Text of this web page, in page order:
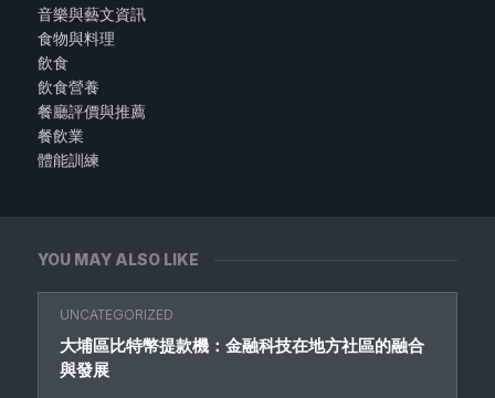
YOU MAY ALSO LIKE
UNCATEGORIZED
大埔區比特幣提款機：金融科技在地方社區的融合
與發展
音樂與藝文資訊
食物與料理
飲食
飲食營養
餐廳評價與推薦
餐飲業
體能訓練